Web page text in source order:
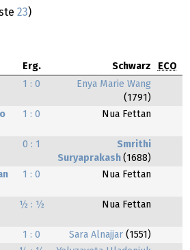
23)
Erg. Schwarz
ECO
1 : 0
Enya Marie Wang
(1791)
1 : 0 Nua Fettan
0 : 1
Smrithi
Suryaprakash (1688)
1 : 0 Nua Fettan
½ : ½ Nua Fettan
1 : 0 Sara Alnajjar (1551)